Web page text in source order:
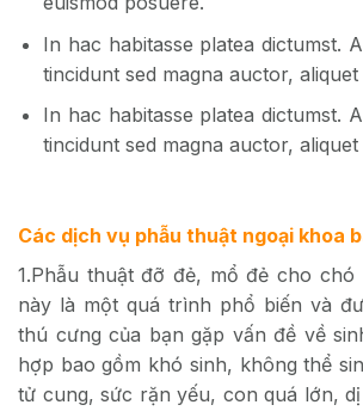
In hac habitasse platea dictumst.
tincidunt sed magna auctor,
In hac habitasse platea dictumst.
tincidunt sed magna auctor,
Các dịch vụ phẫu thuật ngoại khoa
1.Phẫu thuật đỡ đẻ, mổ đẻ cho chó
này là một quá trình phổ biến và
thú cưng của bạn gặp vấn đề về
hợp bao gồm khó sinh, không thể
tử cung, sức rặn yếu, con quá lớn,